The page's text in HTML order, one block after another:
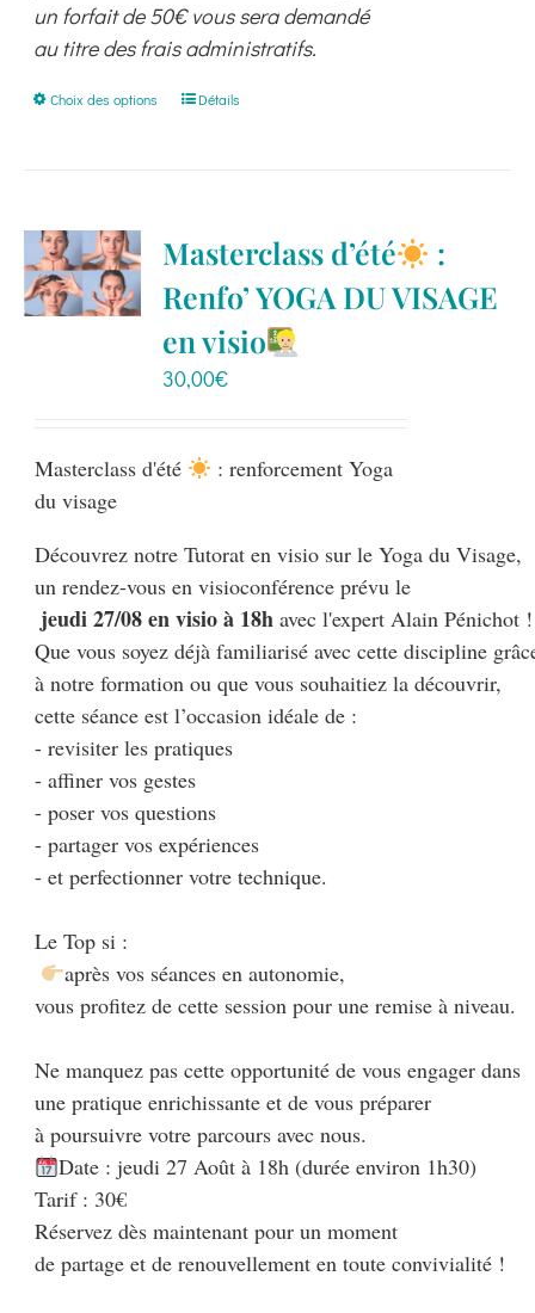
un forfait de 50€ vous sera demandé
au titre des frais administratifs.
Choix des options
Ce
Les
options
peuvent
être
choisies
la
produit
Détails
Masterclass d’été
:
Renfo’ YOGA DU VISAGE
en visio
30,00€
Masterclass d'été
: renforcement Yoga
du visage
Découvrez notre Tutorat en visio sur le Yoga du Visage,
un rendez-vous en visioconférence prévu le
jeudi 27/08 en visio à 18h avec l'expert Alain Pénichot !
Que vous soyez déjà familiarisé avec cette discipline
à notre formation ou que vous souhaitiez la découvrir,
cette séance est l’occasion idéale de :
- revisiter les pratiques
- affiner vos gestes
- poser vos questions
- partager vos expériences
- et perfectionner votre technique.
Le Top si :
après vos séances en autonomie,
vous profitez de cette session pour une remise à niveau.
Ne manquez pas cette opportunité de vous engager dans
une pratique enrichissante et de vous préparer
Date : jeudi 27 Août à 18h (durée environ 1h30)
Tarif : 30€
Réservez dès maintenant pour un moment
de partage et de renouvellement en toute convivialité !